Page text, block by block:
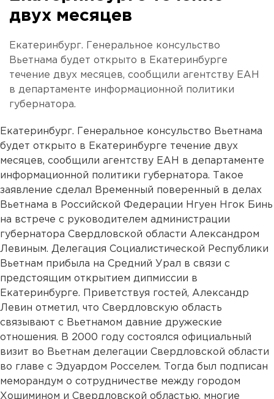
двух месяцев
Екатеринбург. Генеральное консульство
Вьетнама будет открыто в Екатеринбурге
течение двух месяцев, сообщили агентству ЕАН
в департаменте информационной политики
губернатора.
Екатеринбург. Генеральное консульство Вьетнама
будет открыто в Екатеринбурге течение двух
месяцев, сообщили агентству ЕАН в департаменте
информационной политики губернатора. Такое
заявление сделал Временный поверенный в делах
Вьетнама в Российской Федерации Нгуен Нгок Бинь
на встрече с руководителем администрации
губернатора Свердловской области Александром
Левиным. Делегация Социалистической Республики
Вьетнам прибыла на Средний Урал в связи с
предстоящим открытием дипмиссии в
Екатеринбурге. Приветствуя гостей, Александр
Левин отметил, что Свердловскую область
связывают с Вьетнамом давние дружеские
отношения. В 2000 году состоялся официальный
визит во Вьетнам делегации Свердловской области
во главе с Эдуардом Росселем. Тогда был подписан
меморандум о сотрудничестве между городом
Хошимином и Свердловской областью, многие